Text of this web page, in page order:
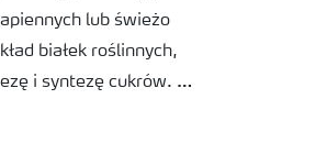
lub świeżo
białek roślinnych,
i syntezę cukrów.